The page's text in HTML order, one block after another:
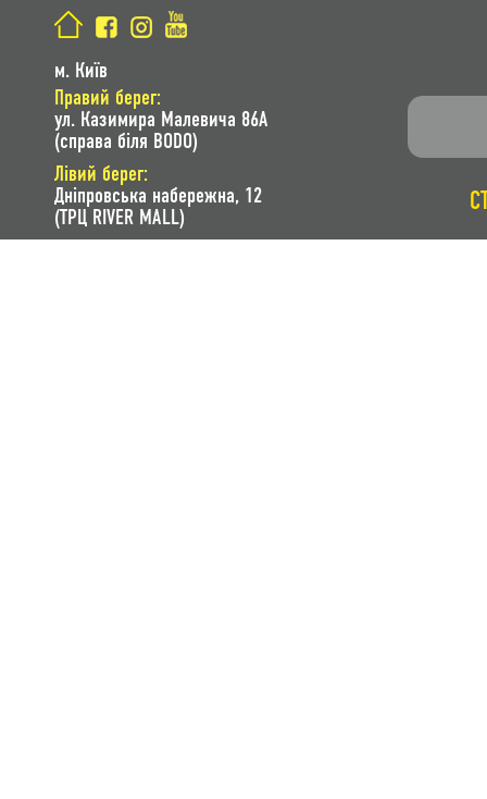
м. Київ
Правий берег:
ул. Казимира Малевича 86A
(справа біля BODO)
Лівий берег:
Дніпровська набережна, 12
(ТРЦ RIVER MALL)